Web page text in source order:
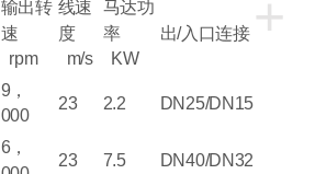
+
输出转
速
rpm
线速
度
m/s
马达功
率
KW
出/入口连接
9 ，
000
23 2.2 DN25/DN15
6，
23 7.5 DN40/DN32